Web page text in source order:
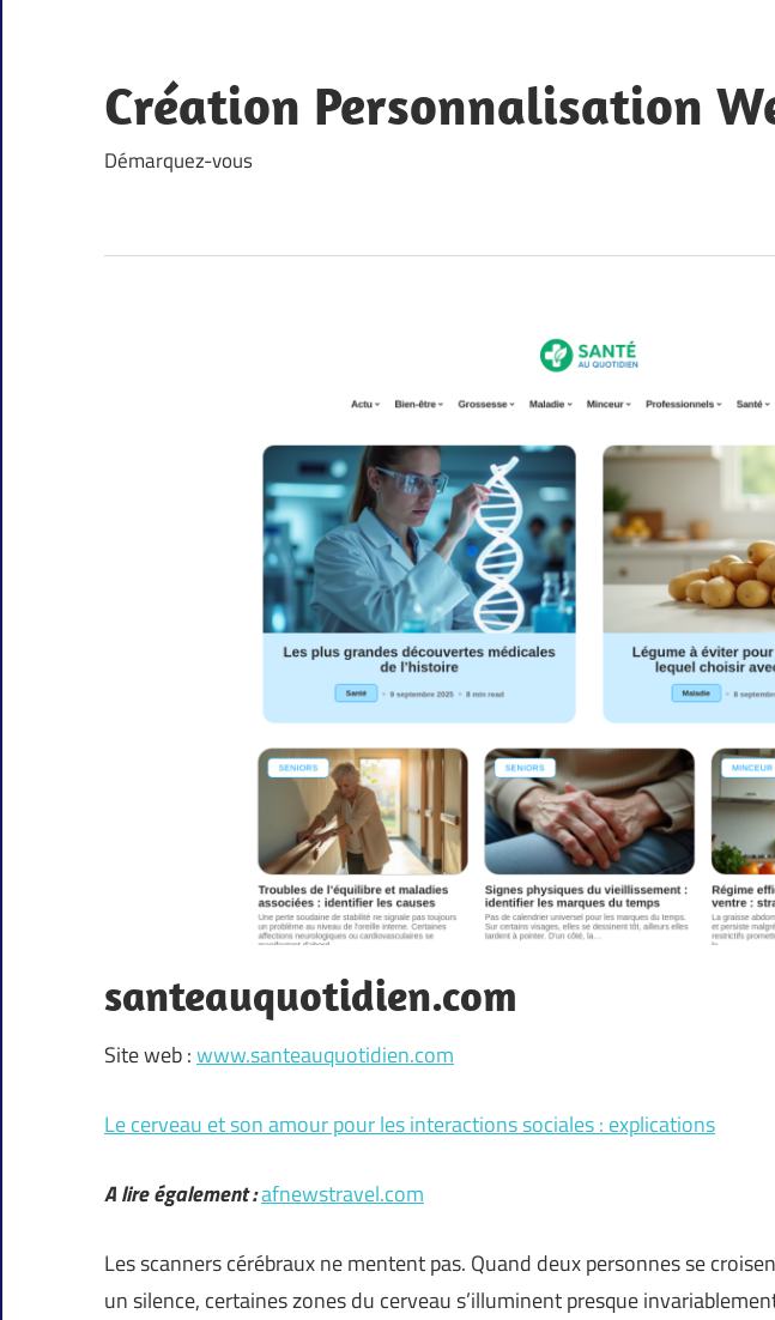
content
Création Personnalisation
Démarquez-vous
santeauquotidien.com
Site web :www.santeauquotidien.com
Le cerveau et son amour pour les interactions sociales : explications
A lire également :afnewstravel.com
Les scanners cérébraux ne mentent pas. Quand deux personnes se
un silence, certaines zones du cerveau s’illuminent presque